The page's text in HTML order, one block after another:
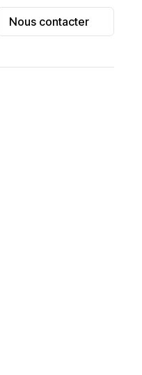
Nous contacter